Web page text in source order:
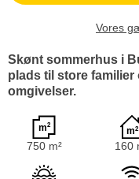
Vores
Skønt sommerhus i
plads til store
omgivelser.
750 m² 160